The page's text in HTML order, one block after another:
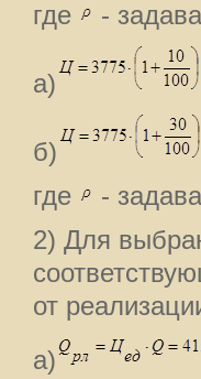
где
-
а)
б)
где
-
2) Для
от
а)